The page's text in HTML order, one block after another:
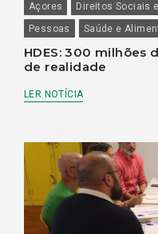
Açores Direitos Sociais
Pessoas
Saúde e
HDES: 300 milhões
de realidade
LER NOTÍCIA